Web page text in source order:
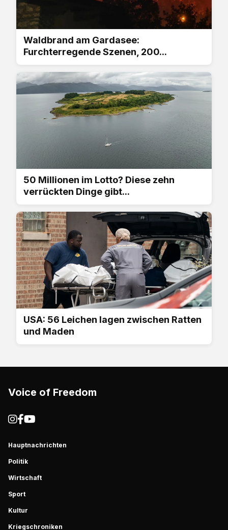
Waldbrand am Gardasee:
Furchterregende Szenen, 200...
50 Millionen im Lotto? Diese zehn
verrückten Dinge gibt...
USA: 56 Leichen lagen zwischen Ratten
und Maden
Voice of Freedom
Hauptnachrichten
Politik
Wirtschaft
Sport
Kultur
Kriegschroniken